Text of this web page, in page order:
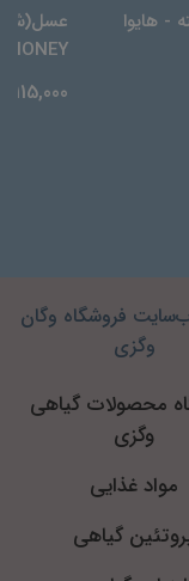
- هایوا
HONEY
115,000 تومان
فروشگاه وگان
وگزی
محصولات گیاهی
وگزی
مواد غذایی
گیاهی